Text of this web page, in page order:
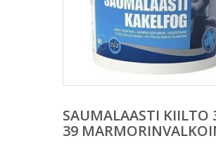
SAUMALAASTI KIILTO
39